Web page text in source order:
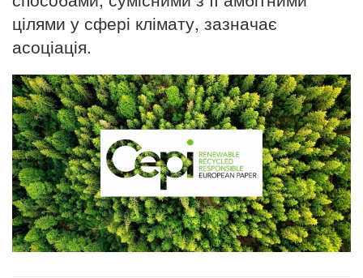
цілями у сфері клімату, зазначає
асоціація.